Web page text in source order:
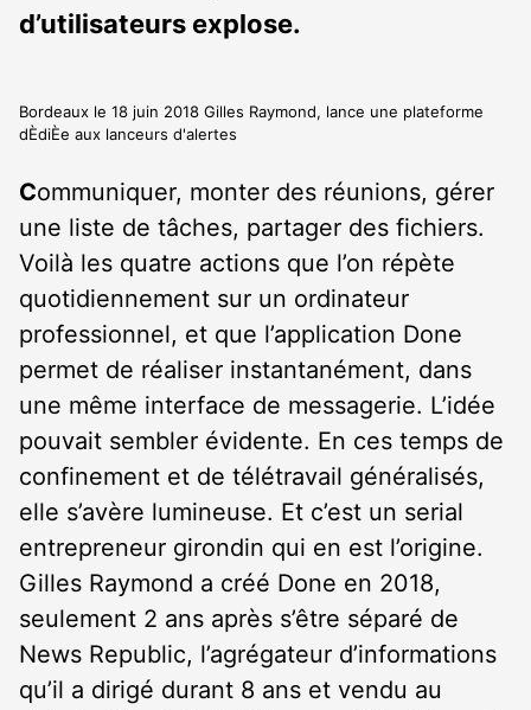
d’utilisateurs explose.
Bordeaux le 18 juin 2018 Gilles Raymond, lance une plateforme
dÈdiÈe aux lanceurs d'alertes
Communiquer, monter des réunions, gérer
une liste de tâches, partager des fichiers.
Voilà les quatre actions que l’on répète
quotidiennement sur un ordinateur
professionnel, et que l’application Done
permet de réaliser instantanément, dans
une même interface de messagerie. L’idée
pouvait sembler évidente. En ces temps de
confinement et de télétravail généralisés,
elle s’avère lumineuse. Et c’est un serial
entrepreneur girondin qui en est l’origine.
Gilles Raymond a créé Done en 2018,
seulement 2 ans après s’être séparé de
News Republic, l’agrégateur d’informations
qu’il a dirigé durant 8 ans et vendu au